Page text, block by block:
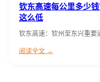
钦东高速每公里多少
这么低
钦东高速：钦州至东兴重
阅读全文 →